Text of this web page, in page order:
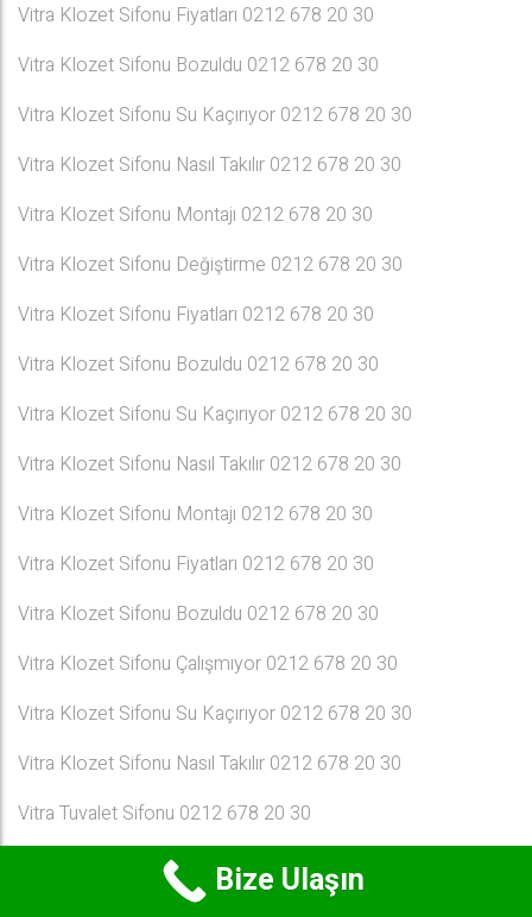
Vitra Klozet Sifonu Fiyatları 0212 678 20 30
Vitra Klozet Sifonu Bozuldu 0212 678 20 30
Vitra Klozet Sifonu Su Kaçırıyor 0212 678 20 30
Vitra Klozet Sifonu Nasıl Takılır 0212 678 20 30
Vitra Klozet Sifonu Montajı 0212 678 20 30
Vitra Klozet Sifonu Değiştirme 0212 678 20 30
Vitra Klozet Sifonu Fiyatları 0212 678 20 30
Vitra Klozet Sifonu Bozuldu 0212 678 20 30
Vitra Klozet Sifonu Su Kaçırıyor 0212 678 20 30
Vitra Klozet Sifonu Nasıl Takılır 0212 678 20 30
Vitra Klozet Sifonu Montajı 0212 678 20 30
Vitra Klozet Sifonu Fiyatları 0212 678 20 30
Vitra Klozet Sifonu Bozuldu 0212 678 20 30
Vitra Klozet Sifonu Çalışmıyor 0212 678 20 30
Vitra Klozet Sifonu Su Kaçırıyor 0212 678 20 30
Vitra Klozet Sifonu Nasıl Takılır 0212 678 20 30
Vitra Tuvalet Sifonu 0212 678 20 30
Vitra Tuvalet Sifonu Nasıl Tamir Edilir 0212 678 20 30
Bize Ulaşın